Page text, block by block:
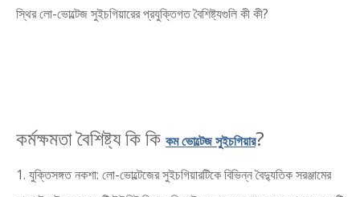
স্থির লো-ভোল্টেজ সুইচগিয়ারের প্রযুক্তিগত বৈশিষ্ট্যগুলি কী কী?
কর্মক্ষমতা বৈশিষ্ট্য কি কি কম ভোল্টেজ সুইচগিয়ার?
1. যুক্তিসঙ্গত নকশা: লো-ভোল্টেজের সুইচগিয়ারটিকে বিভিন্ন বৈদ্যুতিক সরঞ্জামের